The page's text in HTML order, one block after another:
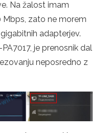
Na žalost imam
zato ne morem
adapterjev.
je prenosnik dal
neposredno z